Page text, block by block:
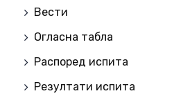
Вести
Огласна табла
Распоред испита
Резултати испита